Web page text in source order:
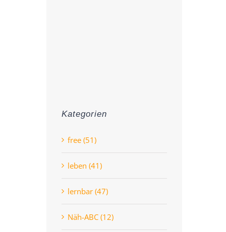
Kategorien
free (51)
leben (41)
lernbar (47)
Näh-ABC (12)